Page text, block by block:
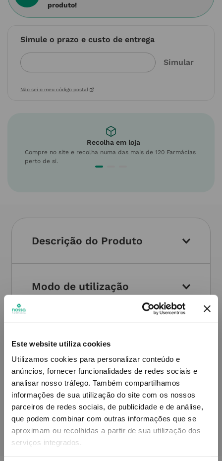
Este website utiliza cookies
Utilizamos cookies para personalizar conteúdo e
anúncios, fornecer funcionalidades de redes sociais e
analisar nosso tráfego. Também compartilhamos
informações de sua utilização do site com os nossos
parceiros de redes sociais, de publicidade e de análise,
que podem combinar com outras informações que se
aproximam ou recolhidas a partir de sua utilização dos
serviços integrados.
produto!
Simule o prazo e custo de entrega
Não sei o meu código postal
Recolha em loja
Compre no site e recolha numa das mais de 120 Farmácias
perto de si.
Descrição do Produto
Modo de utilização
Informações técnicas
PODERÁ TAMBÉM GOSTAR